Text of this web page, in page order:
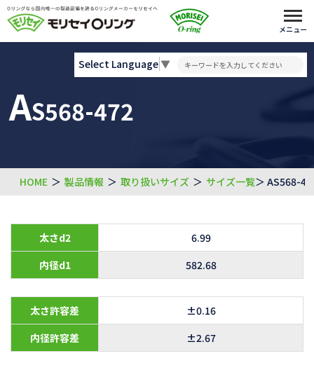
メニュー
AS568-472
Select Language▼
HOME ＞ 製品情報 ＞ 取り扱いサイズ ＞ サイズ一覧＞ AS568-
太さd2
6.99
内径d1
582.68
太さ許容差
±0.16
内径許容差
±2.67